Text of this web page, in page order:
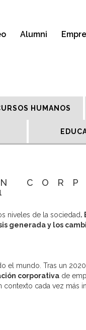
Alumni
HUMANOS
niveles de la sociedad.
generada y los
el mundo. Tras un
corporativa de
cada vez más